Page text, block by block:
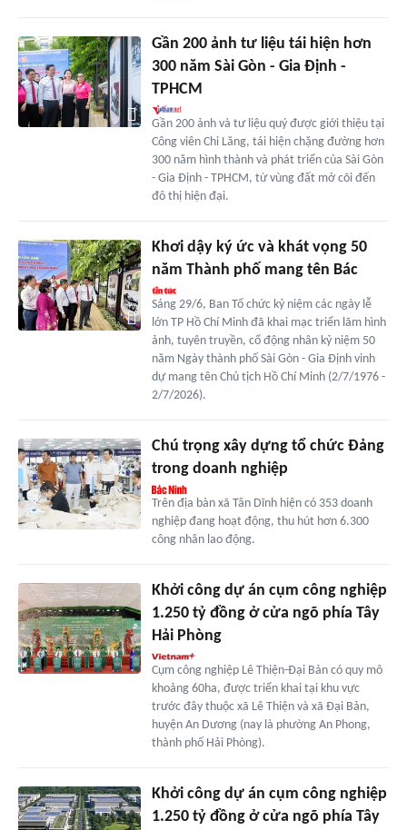
Gần 200 ảnh tư liệu tái hiện hơn
300 năm Sài Gòn - Gia Định -
TPHCM
Gần 200 ảnh và tư liệu quý được giới thiệu tại
Công viên Chi Lăng, tái hiện chặng đường hơn
300 năm hình thành và phát triển của Sài Gòn
- Gia Định - TPHCM, từ vùng đất mở cõi đến
đô thị hiện đại.
Khơi dậy ký ức và khát vọng 50
năm Thành phố mang tên Bác
Sáng 29/6, Ban Tổ chức kỷ niệm các ngày lễ
lớn TP Hồ Chí Minh đã khai mạc triển lãm hình
ảnh, tuyên truyền, cổ động nhân kỷ niệm 50
năm Ngày thành phố Sài Gòn - Gia Định vinh
dự mang tên Chủ tịch Hồ Chí Minh (2/7/1976 -
2/7/2026).
Chú trọng xây dựng tổ chức Đảng
trong doanh nghiệp
Trên địa bàn xã Tân Dĩnh hiện có 353 doanh
nghiệp đang hoạt động, thu hút hơn 6.300
công nhân lao động.
Khởi công dự án cụm công nghiệp
1.250 tỷ đồng ở cửa ngõ phía Tây
Hải Phòng
Cụm công nghiệp Lê Thiện-Đại Bản có quy mô
khoảng 60ha, được triển khai tại khu vực
trước đây thuộc xã Lê Thiện và xã Đại Bản,
huyện An Dương (nay là phường An Phong,
thành phố Hải Phòng).
Khởi công dự án cụm công nghiệp
1.250 tỷ đồng ở cửa ngõ phía Tây